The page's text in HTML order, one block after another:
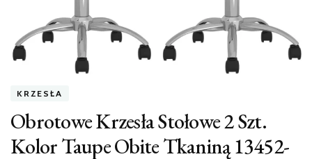
KRZESŁA
Obrotowe Krzesła Stołowe 2 Szt.
Kolor Taupe Obite Tkaniną 13452-